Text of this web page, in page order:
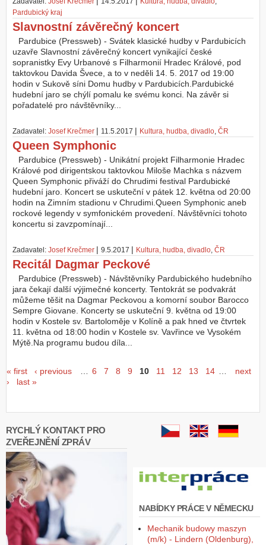
Pardubický kraj
Slavnostní závěrečný koncert
Pardubice (Pressweb) - Svátek klasické hudby v Pardubicích
uzavře Slavnostní závěrečný koncert vynikající české
sopranistky Evy Urbanové s Filharmonií Hradec Králové, pod
taktovkou Davida Švece, a to v neděli 14. 5. 2017 od 19:00
hodin v Sukově síni Domu hudby v Pardubicích.Pardubické
hudební jaro se chýlí pomalu ke svému konci. Na závěr si
pořadatelé pro návštěvníky...
Zadavatel: Josef Krečmer | 11.5.2017 | Kultura, hudba, divadlo, ČR
Queen Symphonic
Pardubice (Pressweb) - Unikátní projekt Filharmonie Hradec
Králové pod dirigentskou taktovkou Miloše Machka s názvem
Queen Symphonic přiváží do Chrudimi festival Pardubické
hudební jaro. Koncert se uskuteční v pátek 12. května od 20:00
hodin na Zimním stadionu v Chrudimi.Queen Symphonic aneb
rockové legendy v symfonickém provedení. Návštěvníci tohoto
koncertu si zavzpomínají...
Zadavatel: Josef Krečmer | 9.5.2017 | Kultura, hudba, divadlo, ČR
Recitál Dagmar Peckové
Pardubice (Pressweb) - Návštěvníky Pardubického hudebního
jara čekají další výjimečné koncerty. Tentokrát se podvakrát
můžeme těšit na Dagmar Peckovou a komorní soubor Barocco
Sempre Giovane. Koncerty se uskuteční 9. května od 19:00
hodin v Kostele sv. Bartoloměje v Kolíně a pak hned ve čtvrtek
11. května od 18:00 hodin v Kostele sv. Vavřince ve Vysokém
Mýtě.Na programu budou díla...
Seiten
« first ‹ previous … 6 7 8 9 10 11 12 13 14 …
next
›
last »
RYCHLÝ KONTAKT PRO
ZVEŘEJNĚNÍ ZPRÁV
NABÍDKY PRÁCE V NĚMECKU
Mechanik budowy maszyn
(m/k) - Lindern (Oldenburg),